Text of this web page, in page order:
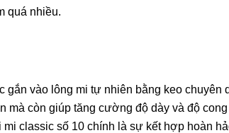
quá nhiều.
vào lông mi tự nhiên bằng keo chuyên
mà còn giúp tăng cường độ dày và độ cong
classic số 10 chính là sự kết hợp hoàn